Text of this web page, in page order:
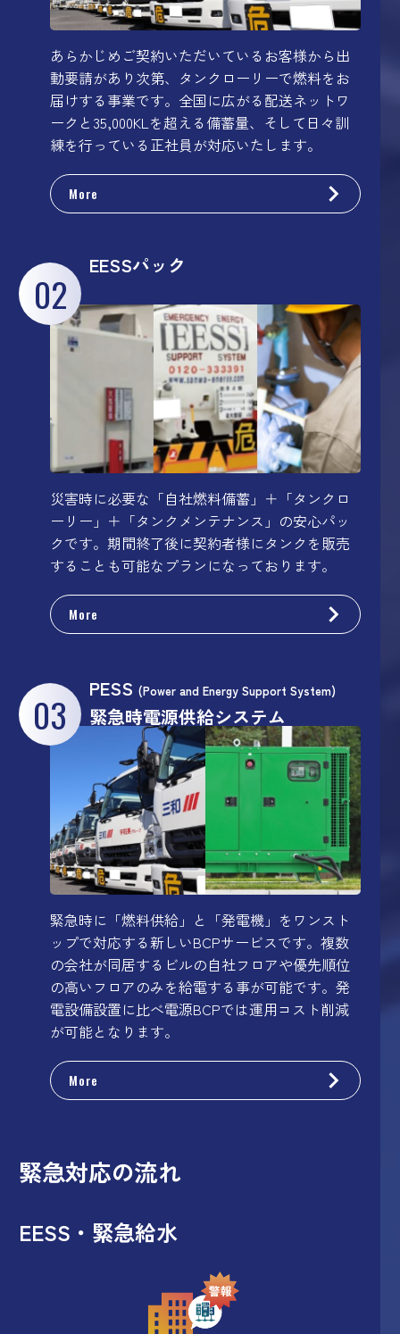
あらかじめご契約いただいているお客様から出
動要請があり次第、タンクローリーで燃料をお
届けする事業です。全国に広がる配送ネットワ
ークと35,000KLを超える備蓄量、そして日々訓
練を行っている正社員が対応いたします。
More
02
EESSパック
災害時に必要な「自社燃料備蓄」＋「タンクロ
ーリー」＋「タンクメンテナンス」の安心パッ
クです。期間終了後に契約者様にタンクを販売
することも可能なプランになっております。
More
03
PESS(Power and Energy Support System)
緊急時電源供給システム
緊急時に「燃料供給」と「発電機」をワンスト
ップで対応する新しいBCPサービスです。複数
の会社が同居するビルの自社フロアや優先順位
の高いフロアのみを給電する事が可能です。発
電設備設置に比べ電源BCPでは運用コスト削減
が可能となります。
More
緊急対応の流れ
EESS・緊急給水